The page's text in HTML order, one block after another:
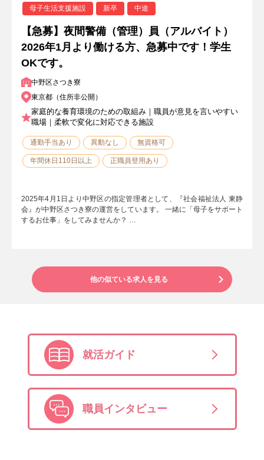
母子生活支援施設 新卒 中途
【急募】夜間警備（管理）員（アルバイト）
2026年1月より働ける方、急募中です！学生
OKです。
中野区さつき寮
東京都（住所非公開）
家庭的な養育環境のための取組み｜職員が意見を言いやすい
職場｜柔軟で変化に対応できる施設
通勤手当あり 異動なし 無資格可
年間休日110日以上 正職員登用あり
2025年4月1日より中野区の指定管理者として、『社会福祉法人 東静
会』が中野区さつき寮の運営をしています。 一緒に「母子をサポート
するお仕事」をしてみませんか？ …
他の似ている求人を見る
就活ガイド
職員インタビュー